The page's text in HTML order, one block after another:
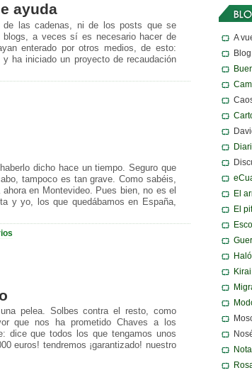
ayuda
de las cadenas, ni de los posts que se
a veces sí es necesario hacer de
enterado por otros medios, de esto:
ha iniciado un proyecto de recaudación
dicho hace un tiempo. Seguro que
tampoco es tan grave. Como sabéis,
en Montevideo. Pues bien, no es el
y yo, los que quedábamos en España,
pelea. Solbes contra el resto, como
que nos ha prometido Chaves a los
dice que todos los que tengamos unos
euros! tendremos ¡garantizado! nuestro
A
El
El